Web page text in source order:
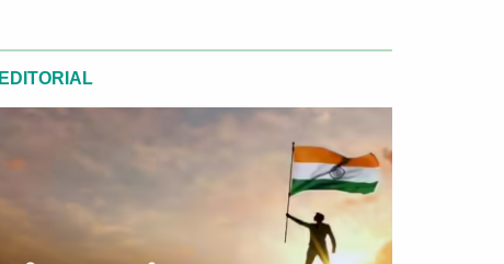
EDITORIAL